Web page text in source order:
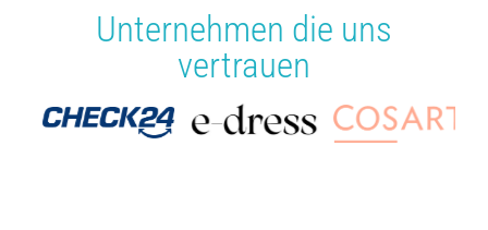
Unternehmen die uns
vertrauen